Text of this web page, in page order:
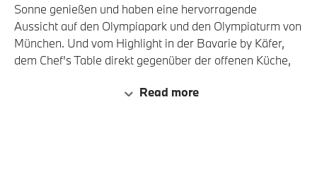
Sonne genießen und haben eine hervorragende
Aussicht auf den Olympiapark und den Olympiaturm von
München. Und vom Highlight in der Bavarie by Käfer,
dem Chef's Table direkt gegenüber der offenen Küche,
zuschauen. Ein Genuss vor dem Genuss. Und das Auge
Read more